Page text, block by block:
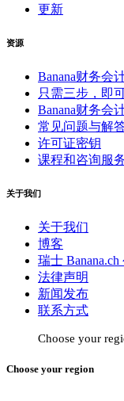
更新
资源
Banana财务会
只需三步，即
Banana财务会
常见问题与解
许可证密钥
课程和咨询服
关于我们
关于我们
博客
瑞士
法律声明
新闻发布
联系方式
Choose your
Choose your region